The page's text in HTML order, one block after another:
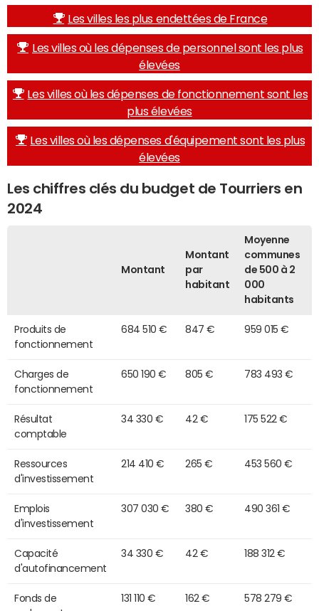
Les villes les plus endettées de France
Les villes où les dépenses de personnel sont les plus
élevées
Les villes où les dépenses de fonctionnement sont les
plus élevées
Les villes où les dépenses d'équipement sont les plus
élevées
Les chiffres clés du budget de Tourriers en
2024
Montant
Montant
par
habitant
Moyenne
communes
de 500 à 2
000
habitants
Produits de
fonctionnement
684 510 € 847 € 959 015 €
Charges de
fonctionnement
650 190 € 805 € 783 493 €
Résultat
comptable
34 330 € 42 € 175 522 €
Ressources
d'investissement
214 410 € 265 € 453 560 €
Emplois
d'investissement
307 030 € 380 € 490 361 €
Capacité
d'autofinancement
34 330 € 42 € 188 312 €
Fonds de
131 110 € 162 € 578 279 €